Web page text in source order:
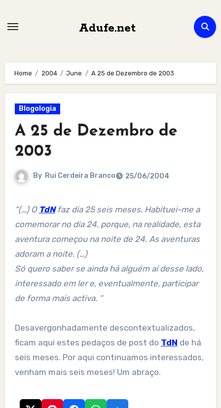
Adufe.net
Home 2004 June A 25 de Dezembro de 2003
Blogologia
A 25 de Dezembro de
2003
By Rui Cerdeira Branco 25/06/2004
“(…) O TdNfaz dia 25 seis meses. Habituei-me a
comemorar no dia 24, porque, na realidade, esta
aventura começou na noite de 24. As aventuras
adoram a noite. (…)
Só quero saber se ainda há alguém aí desse lado,
interessado em ler e, eventualmente, participar
de forma mais activa. “
Desavergonhadamente descontextualizados,
ficam aqui estes pedaços de post do TdN de há
seis meses. Por aqui continuamos interessados,
venham mais seis meses! Um abraço.